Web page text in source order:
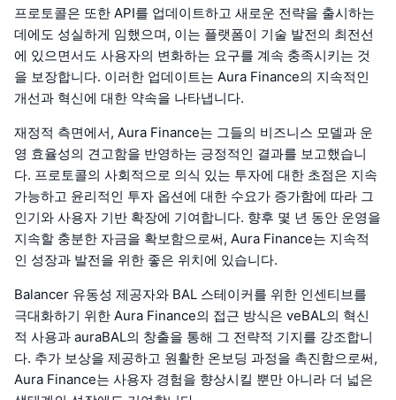
프로토콜은 또한 API를 업데이트하고 새로운 전략을 출시하는
데에도 성실하게 임했으며, 이는 플랫폼이 기술 발전의 최전선
에 있으면서도 사용자의 변화하는 요구를 계속 충족시키는 것
을 보장합니다. 이러한 업데이트는 Aura Finance의 지속적인
개선과 혁신에 대한 약속을 나타냅니다.
재정적 측면에서, Aura Finance는 그들의 비즈니스 모델과 운
영 효율성의 견고함을 반영하는 긍정적인 결과를 보고했습니
다. 프로토콜의 사회적으로 의식 있는 투자에 대한 초점은 지속
가능하고 윤리적인 투자 옵션에 대한 수요가 증가함에 따라 그
인기와 사용자 기반 확장에 기여합니다. 향후 몇 년 동안 운영을
지속할 충분한 자금을 확보함으로써, Aura Finance는 지속적
인 성장과 발전을 위한 좋은 위치에 있습니다.
Balancer 유동성 제공자와 BAL 스테이커를 위한 인센티브를
극대화하기 위한 Aura Finance의 접근 방식은 veBAL의 혁신
적 사용과 auraBAL의 창출을 통해 그 전략적 기지를 강조합니
다. 추가 보상을 제공하고 원활한 온보딩 과정을 촉진함으로써,
Aura Finance는 사용자 경험을 향상시킬 뿐만 아니라 더 넓은